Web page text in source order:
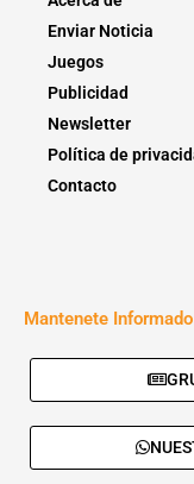
Enviar Noticia
Juegos
Publicidad
Newsletter
Política de
Contacto
Mantenete Informado